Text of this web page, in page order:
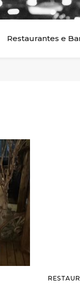
Restaurantes e